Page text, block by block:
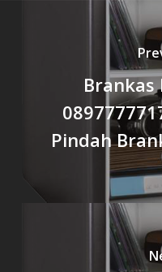
Brankas
Pindah